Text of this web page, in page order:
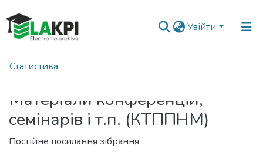
Увійти
Статистика
Головна
Матеріали конференцій,
семінарів і т.п. (КТППНМ)
Постійне посилання зібрання